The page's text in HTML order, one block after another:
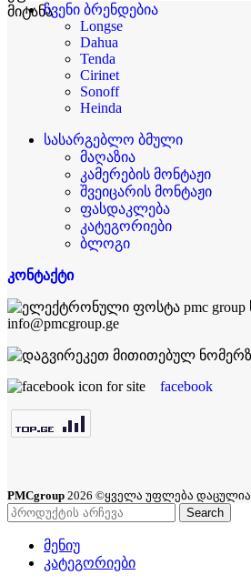
ჩვენი ბრენდებია
Longse
Dahua
Tenda
Cirinet
Sonoff
Heinda
სასარგებლო ბმული
მაღაზია
კამერების მონტაჟი
შვეიცარის მონტაჟი
ფასდაკლება
კატეგორიები
ბლოგი
კონტაქტი
info@pmcgroup.ge
facebook
PMCgroup 2026 ©ყველა უფლება დაცულია
Search
მენიუ
კატეგორიები